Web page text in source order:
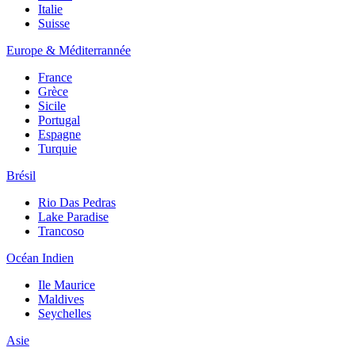
Italie
Suisse
Europe & Méditerrannée
France
Grèce
Sicile
Portugal
Espagne
Turquie
Brésil
Rio Das Pedras
Lake Paradise
Trancoso
Océan Indien
Ile Maurice
Maldives
Seychelles
Asie